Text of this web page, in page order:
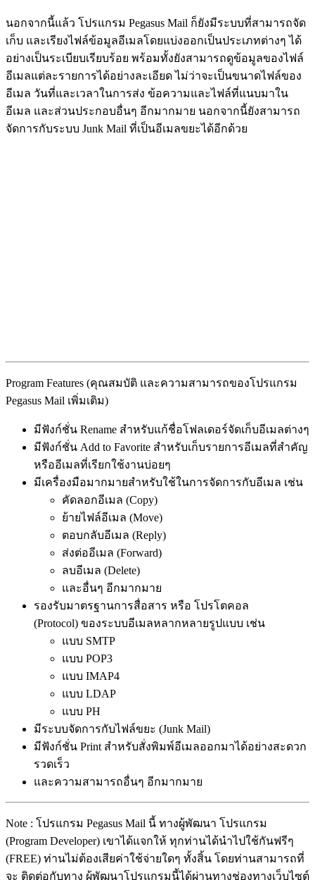
นอกจากนี้แล้ว โปรแกรม Pegasus Mail ก็ยังมีระบบที่สามารถจัด
เก็บ และเรียงไฟล์ข้อมูลอีเมลโดยแบ่งออกเป็นประเภทต่างๆ ได้
อย่างเป็นระเบียบเรียบร้อย พร้อมทั้งยังสามารถดูข้อมูลของไฟล์
อีเมลแต่ละรายการได้อย่างละเอียด ไม่ว่าจะเป็นขนาดไฟล์ของ
อีเมล วันที่และเวลาในการส่ง ข้อความและไฟล์ที่แนบมาใน
อีเมล และส่วนประกอบอื่นๆ อีกมากมาย นอกจากนี้ยังสามารถ
จัดการกับระบบ Junk Mail ที่เป็นอีเมลขยะได้อีกด้วย
Program Features (คุณสมบัติ และความสามารถของโปรแกรม
Pegasus Mail เพิ่มเติม)
มีฟังก์ชั่น Rename สำหรับแก้ชื่อโฟลเดอร์จัดเก็บอีเมลต่างๆ
มีฟังก์ชั่น Add to Favorite สำหรับเก็บรายการอีเมลที่สำคัญ
หรืออีเมลที่เรียกใช้งานบ่อยๆ
มีเครื่องมือมากมายสำหรับใช้ในการจัดการกับอีเมล เช่น
คัดลอกอีเมล (Copy)
ย้ายไฟล์อีเมล (Move)
ตอบกลับอีเมล (Reply)
ส่งต่ออีเมล (Forward)
ลบอีเมล (Delete)
และอื่นๆ อีกมากมาย
รองรับมาตรฐานการสื่อสาร หรือ โปรโตคอล
(Protocol) ของระบบอีเมลหลากหลายรูปแบบ เช่น
แบบ SMTP
แบบ POP3
แบบ IMAP4
แบบ LDAP
แบบ PH
มีระบบจัดการกับไฟล์ขยะ (Junk Mail)
มีฟังก์ชั่น Print สำหรับสั่งพิมพ์อีเมลออกมาได้อย่างสะดวก
รวดเร็ว
และความสามารถอื่นๆ อีกมากมาย
Note : โปรแกรม Pegasus Mail นี้ ทางผู้พัฒนา โปรแกรม
(Program Developer) เขาได้แจกให้ ทุกท่านได้นำไปใช้กันฟรีๆ
(FREE) ท่านไม่ต้องเสียค่าใช้จ่ายใดๆ ทั้งสิ้น โดยท่านสามารถที่
จะ ติดต่อกับทาง ผู้พัฒนาโปรแกรมนี้ได้ผ่านทางช่องทางเว็บไซต์